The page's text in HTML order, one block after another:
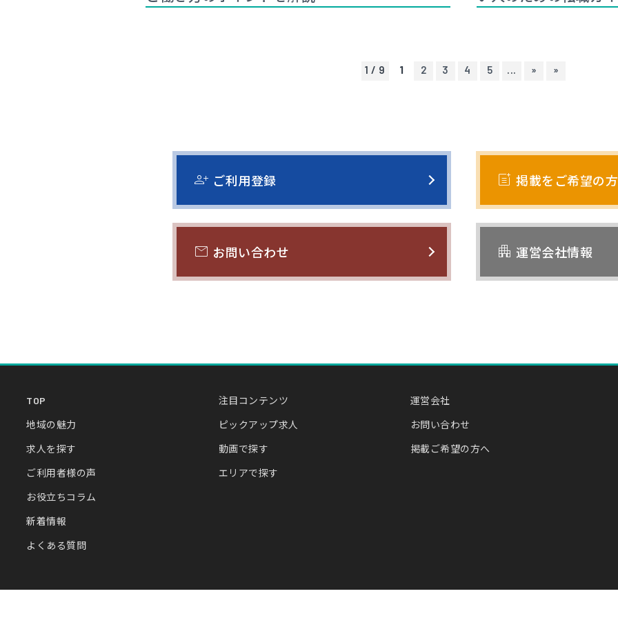
1 / 9 1 2 3 4 5 ... » »
person_add ご利用登録 post_add 掲載をご希望の
mail お問い合わせ apartment 運営会社情報
TOP
地域の魅力
求人を探す
ご利用者様の声
お役立ちコラム
新着情報
よくある質問
注目コンテンツ
ピックアップ求人
動画で探す
エリアで探す
運営会社
お問い合わせ
掲載ご希望の方へ